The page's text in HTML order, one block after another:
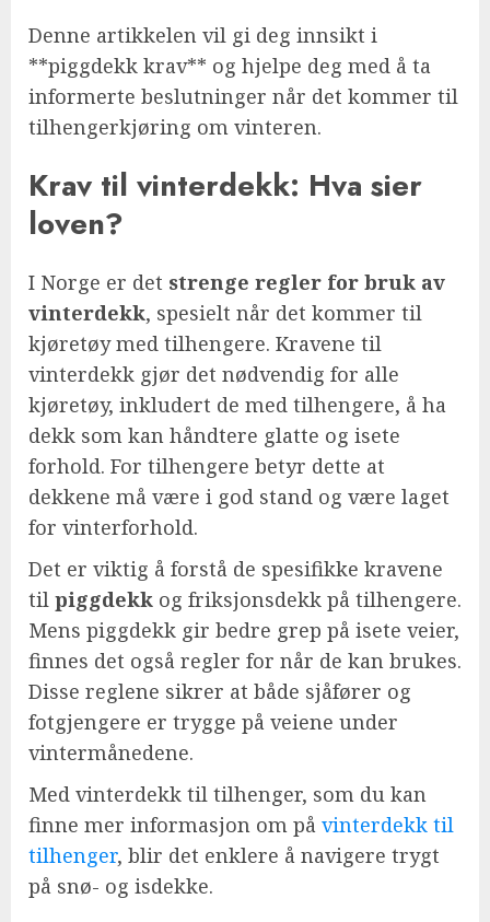
Denne artikkelen vil gi deg innsikt i
**piggdekk krav** og hjelpe deg med å ta
informerte beslutninger når det kommer til
tilhengerkjøring om vinteren.
Krav til vinterdekk: Hva sier
loven?
I Norge er det strenge regler for bruk av
vinterdekk, spesielt når det kommer til
kjøretøy med tilhengere. Kravene til
vinterdekk gjør det nødvendig for alle
kjøretøy, inkludert de med tilhengere, å ha
dekk som kan håndtere glatte og isete
forhold. For tilhengere betyr dette at
dekkene må være i god stand og være laget
for vinterforhold.
Det er viktig å forstå de spesifikke kravene
til piggdekk og friksjonsdekk på tilhengere.
Mens piggdekk gir bedre grep på isete veier,
finnes det også regler for når de kan brukes.
Disse reglene sikrer at både sjåfører og
fotgjengere er trygge på veiene under
vintermånedene.
Med vinterdekk til tilhenger, som du kan
finne mer informasjon om på vinterdekk til
tilhenger, blir det enklere å navigere trygt
på snø- og isdekke.